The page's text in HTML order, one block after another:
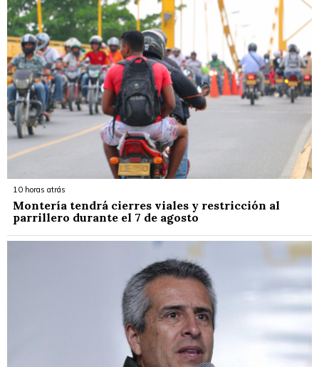
10 horas atrás
Montería tendrá cierres viales y restricción al
parrillero durante el 7 de agosto